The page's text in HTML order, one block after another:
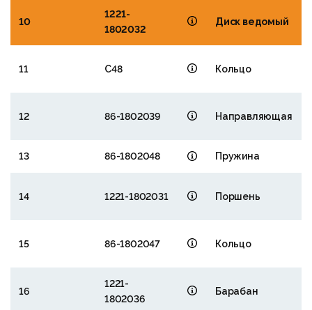
10
1221-
1802032
Диск ведомый
11 С48 Кольцо
12 86-1802039 Направляющая
13 86-1802048 Пружина
14 1221-1802031 Поршень
15 86-1802047 Кольцо
16
1221-
1802036
Барабан